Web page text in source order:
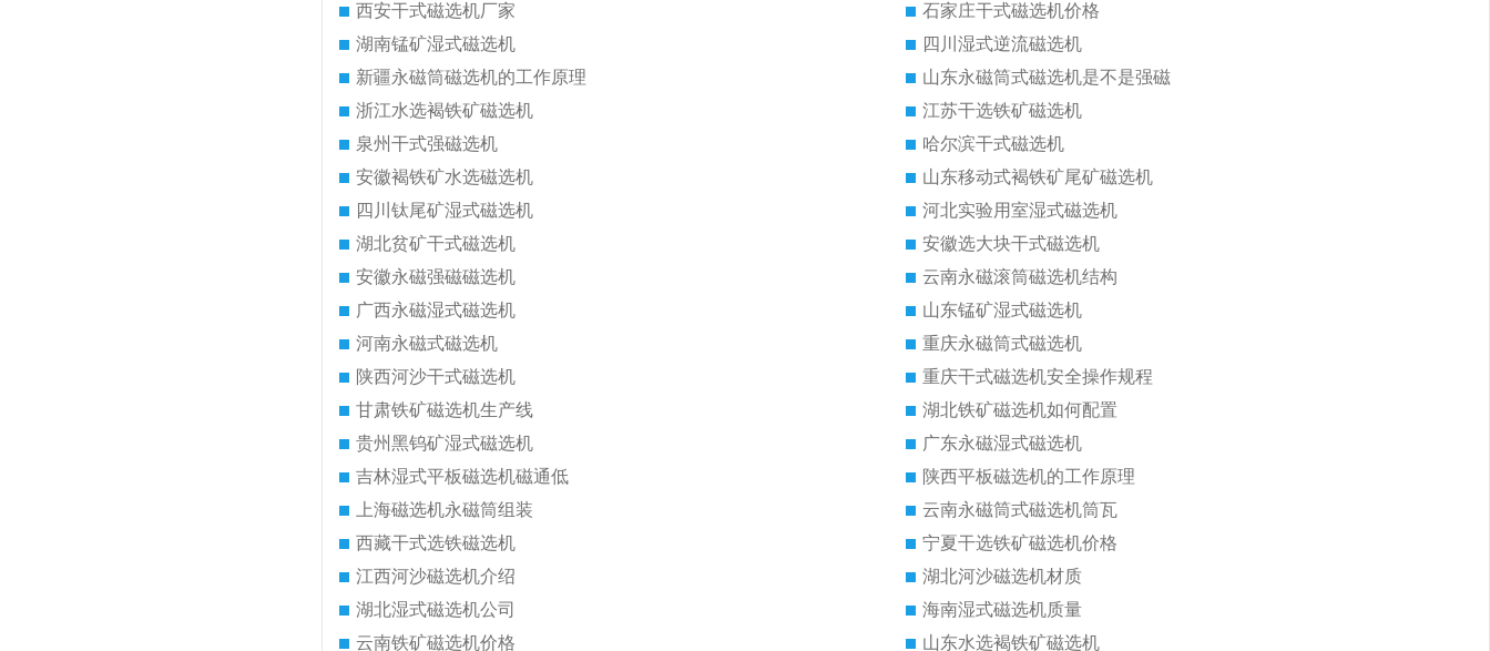
西安干式磁选机厂家
石家庄干式磁选机价格
湖南锰矿湿式磁选机
四川湿式逆流磁选机
新疆永磁筒磁选机的工作原理
山东永磁筒式磁选机是不是强磁
浙江水选褐铁矿磁选机
江苏干选铁矿磁选机
泉州干式强磁选机
哈尔滨干式磁选机
安徽褐铁矿水选磁选机
山东移动式褐铁矿尾矿磁选机
四川钛尾矿湿式磁选机
河北实验用室湿式磁选机
湖北贫矿干式磁选机
安徽选大块干式磁选机
安徽永磁强磁磁选机
云南永磁滚筒磁选机结构
广西永磁湿式磁选机
山东锰矿湿式磁选机
河南永磁式磁选机
重庆永磁筒式磁选机
陕西河沙干式磁选机
重庆干式磁选机安全操作规程
甘肃铁矿磁选机生产线
湖北铁矿磁选机如何配置
贵州黑钨矿湿式磁选机
广东永磁湿式磁选机
吉林湿式平板磁选机磁通低
陕西平板磁选机的工作原理
上海磁选机永磁筒组装
云南永磁筒式磁选机筒瓦
西藏干式选铁磁选机
宁夏干选铁矿磁选机价格
江西河沙磁选机介绍
湖北河沙磁选机材质
湖北湿式磁选机公司
海南湿式磁选机质量
云南铁矿磁选机价格
山东水选褐铁矿磁选机